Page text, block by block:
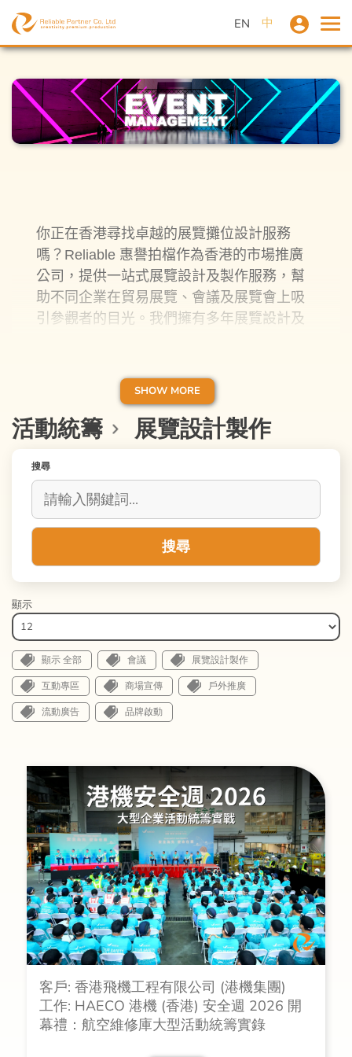
EN 中
SHOW MORE
你正在香港尋找卓越的展覽攤位設計服務
嗎？ Reliable 惠譽拍檔作為香港的市場推廣
公司，提供一站式展覽設計及製作服務，幫
助不同企業在貿易展覽、會議及展覽會上吸
引參觀者的目光。我們擁有多年 展覽設計及
會中脫穎而出。
活動統籌 展覽設計製作
搜尋
搜尋
顯示
顯示 全部 會議 展覽設計製作
互動專區 商場宣傳 戶外推廣
流動廣告 品牌啟動
客戶: 香港飛機工程有限公司 (港機集團)
工作: HAECO 港機 (香港) 安全週 2026 開
幕禮：航空維修庫大型活動統籌實錄